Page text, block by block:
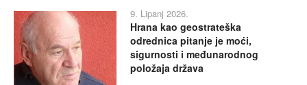
9. Lipanj 2026.
Hrana kao geostrateška
odrednica pitanje je moći,
sigurnosti i međunarodnog
položaja država